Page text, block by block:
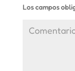
Los campos